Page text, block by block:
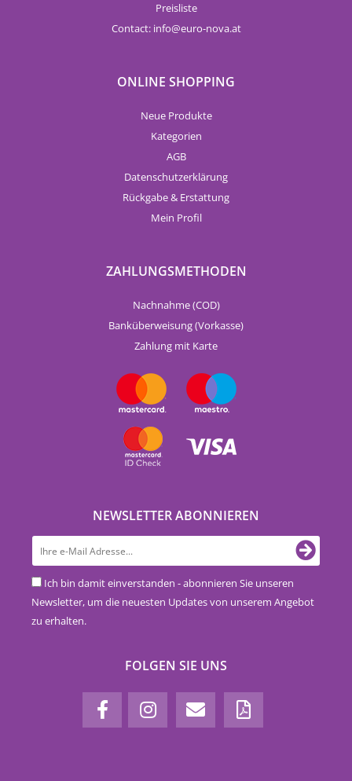
Preisliste
Contact: info euro-nova.at
ONLINE SHOPPING
Neue Produkte
Kategorien
AGB
Datenschutzerklärung
Rückgabe & Erstattung
Mein Profil
ZAHLUNGSMETHODEN
Nachnahme (COD)
Banküberweisung (Vorkasse)
Zahlung mit Karte
NEWSLETTER ABONNIEREN
Ich bin damit einverstanden - abonnieren Sie unseren
Newsletter, um die neuesten Updates von unserem Angebot
zu erhalten.
FOLGEN SIE UNS